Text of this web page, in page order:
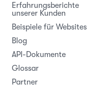
Erfahrungsberichte
unserer Kunden
Beispiele für Websites
Blog
API-Dokumente
Glossar
Partner